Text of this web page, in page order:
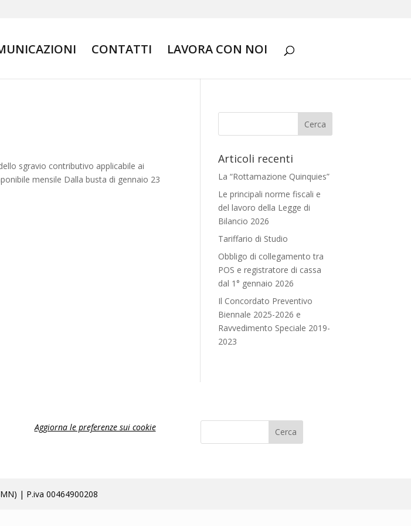
CONTATTI LAVORA CON NOI
sgravio contributivo applicabile ai
mensile Dalla busta di gennaio 23
Articoli recenti
La “Rottamazione Quinquies”
Le principali norme fiscali e
del lavoro della Legge di
Bilancio 2026
Tariffario di Studio
Obbligo di collegamento tra
POS e registratore di cassa
dal 1° gennaio 2026
Il Concordato Preventivo
Biennale 2025-2026 e
Ravvedimento Speciale 2019-
2023
Aggiorna le preferenze sui cookie
| P.iva 00464900208